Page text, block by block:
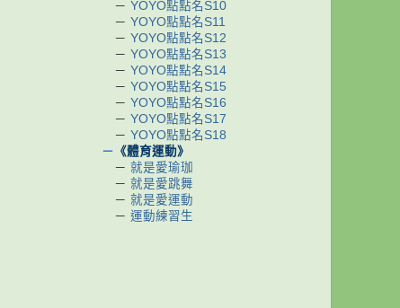
－ YOYO點點名S10
－ YOYO點點名S11
－ YOYO點點名S12
－ YOYO點點名S13
－ YOYO點點名S14
－ YOYO點點名S15
－ YOYO點點名S16
－ YOYO點點名S17
－ YOYO點點名S18
－ 《體育運動》
－ 就是愛瑜珈
－ 就是愛跳舞
－ 就是愛運動
－ 運動練習生